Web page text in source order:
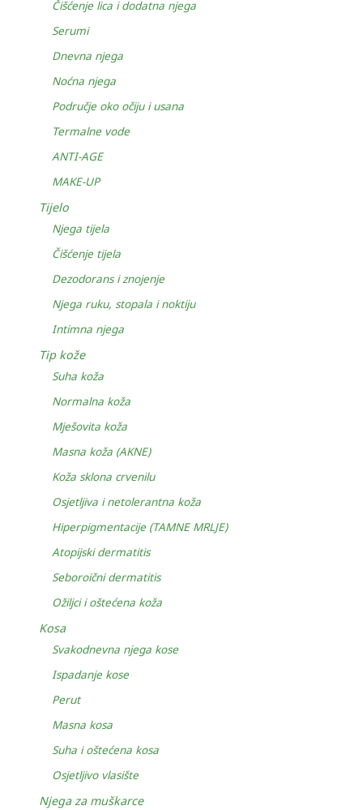
Čišćenje lica i dodatna njega
Serumi
Dnevna njega
Noćna njega
Područje oko očiju i usana
Termalne vode
ANTI-AGE
MAKE-UP
Tijelo
Njega tijela
Čišćenje tijela
Dezodorans i znojenje
Njega ruku, stopala i noktiju
Intimna njega
Tip kože
Suha koža
Normalna koža
Mješovita koža
Masna koža (AKNE)
Koža sklona crvenilu
Osjetljiva i netolerantna koža
Hiperpigmentacije (TAMNE MRLJE)
Atopijski dermatitis
Seboroični dermatitis
Ožiljci i oštećena koža
Kosa
Svakodnevna njega kose
Ispadanje kose
Perut
Masna kosa
Suha i oštećena kosa
Osjetljivo vlasište
Njega za muškarce